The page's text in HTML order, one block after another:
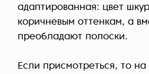
адаптированная: цвет
коричневым оттенкам, а
преобладают полоски.
Если присмотреться, то